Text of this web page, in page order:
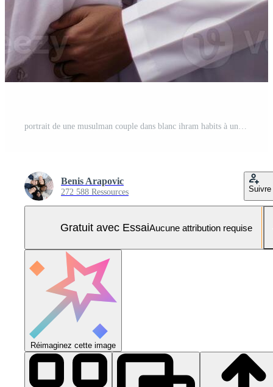
portrait de une musulman couple dans blanc ihram habits à une sacré placer, reflétant leur dévouement et unité pendant pèlerinage.généré image Photo Pro
Benis Arapovic
272 588 Ressources Suivre
Gratuit avec EssaiAucune attribution requise
Réimaginez cette image